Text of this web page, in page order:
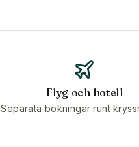
Flyg och hotell
Separata bokningar runt